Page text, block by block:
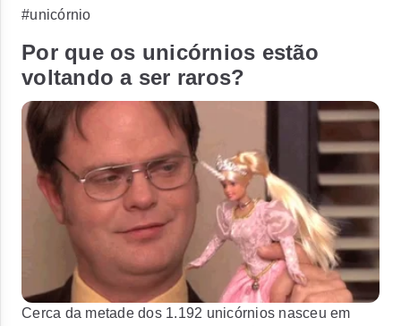
#unicórnio
Por que os unicórnios estão
voltando a ser raros?
Cerca da metade dos 1.192 unicórnios nasceu em